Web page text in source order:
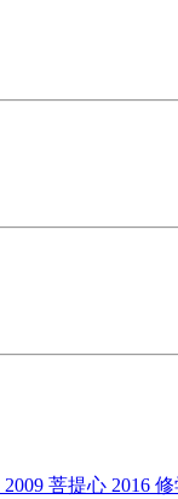
2009 菩提心 2016 修